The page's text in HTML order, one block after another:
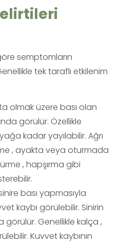
semptomların
tek taraflı etkilenim
olmak üzere bası olan
görülür. Özellikle
kadar yayılabilir. Ağrı
, ayakta veya oturmada
, hapşırma gibi
sinire bası yapmasıyla
kaybı görülebilir. Sinirin
Genellikle kalça ,
Kuvvet kaybının